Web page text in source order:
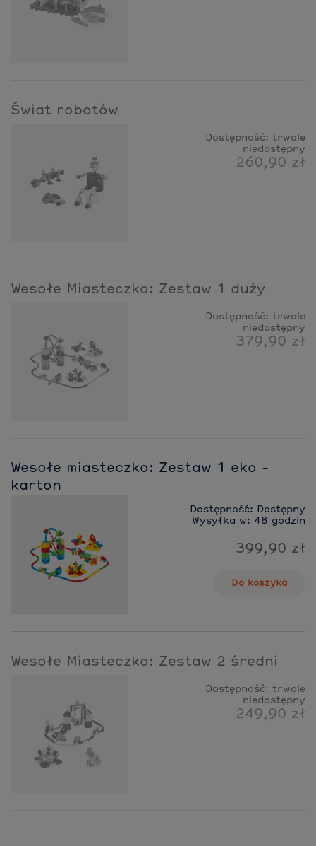
Świat robotów
Dostępność: trwale
niedostępny
260,90 zł
Wesołe Miasteczko: Zestaw 1 duży
Dostępność: trwale
niedostępny
379,90 zł
Wesołe miasteczko: Zestaw 1 eko -
karton
Dostępność:
Dostępny
Wysyłka w: 48 godzin
399,90 zł
Do koszyka
Wesołe Miasteczko: Zestaw 2 średni
Dostępność: trwale
niedostępny
249,90 zł